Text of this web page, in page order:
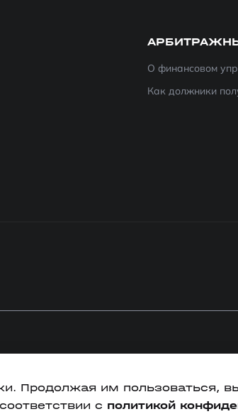
О финансовом
Как должники
Продолжая им пользоваться,
с политикой